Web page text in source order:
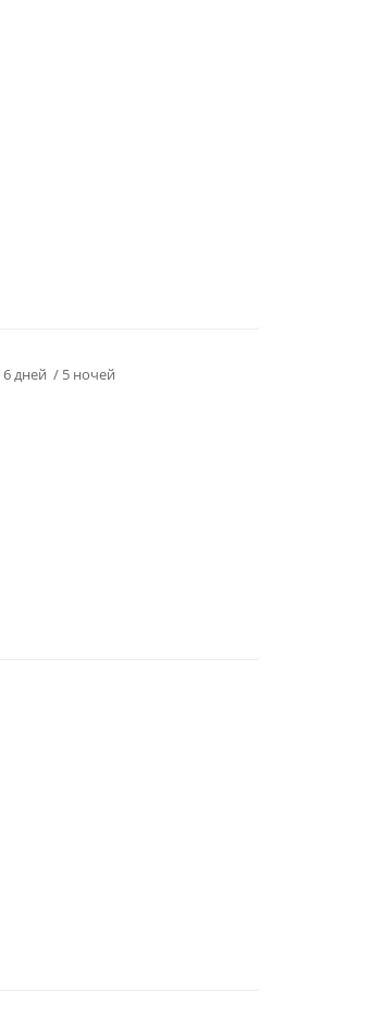
6 дней / 5 ночей